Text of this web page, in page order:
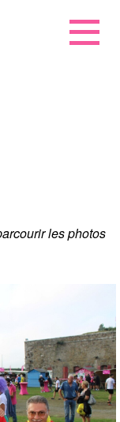
les photos